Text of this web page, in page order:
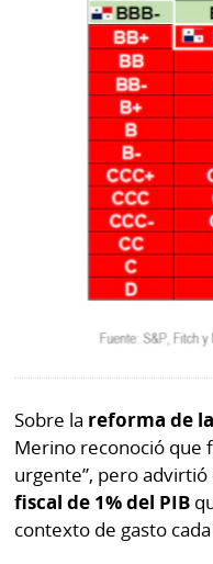
Sobre la reforma de
Merino reconoció que
urgente”, pero
fiscal de 1% del PIB
contexto de gasto